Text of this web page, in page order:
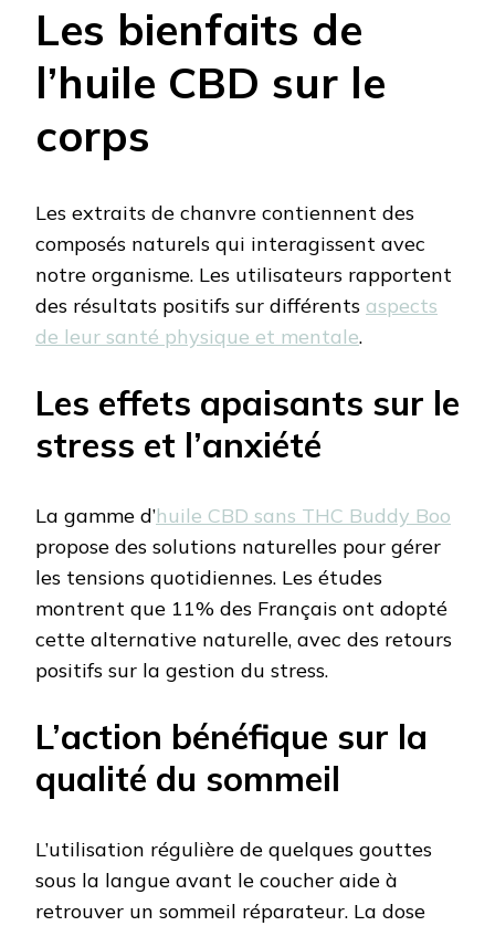
Les bienfaits de
l’huile CBD sur le
corps
Les extraits de chanvre contiennent des
composés naturels qui interagissent avec
notre organisme. Les utilisateurs rapportent
des résultats positifs sur différents aspects
de leur santé physique et mentale.
Les effets apaisants sur le
stress et l’anxiété
La gamme d’huile CBD sans THC Buddy Boo
propose des solutions naturelles pour gérer
les tensions quotidiennes. Les études
montrent que 11% des Français ont adopté
cette alternative naturelle, avec des retours
positifs sur la gestion du stress.
L’action bénéfique sur la
qualité du sommeil
L’utilisation régulière de quelques gouttes
sous la langue avant le coucher aide à
retrouver un sommeil réparateur. La dose